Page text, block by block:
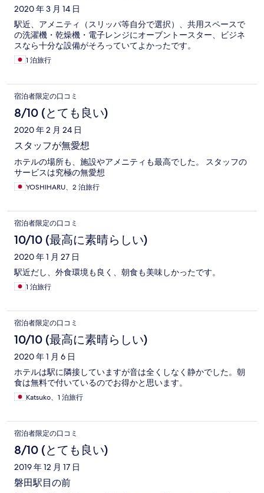
2020 年 3 月 14 日
駅近、アメニティ（スリッパ等自分で選択）、共用スペースで
の洗濯機・乾燥機・電子レンジにオーブントースター、ビジネ
スなら十分な設備がそろっていてよかったです。
1 泊旅行
宿泊者限定の口コミ
8/10 (とても良い)
2020 年 2 月 24 日
スタッフが無愛想
ホテルの場所も、施設やアメニティも最高でした。 スタッフの
サービスは究極の無愛想
YOSHIHARU、2 泊旅行
宿泊者限定の口コミ
10/10 (最高に素晴らしい)
2020 年 1 月 27 日
駅近だし、外食環境も良く、朝食も美味しかったです。
1 泊旅行
宿泊者限定の口コミ
10/10 (最高に素晴らしい)
2020 年 1 月 6 日
ホテルは駅に隣接していますが音は全くしなく静かでした。朝
食は無料で付いているのでお得かと思います。
Katsuko、1 泊旅行
宿泊者限定の口コミ
8/10 (とても良い)
2019 年 12 月 17 日
磐田駅目の前